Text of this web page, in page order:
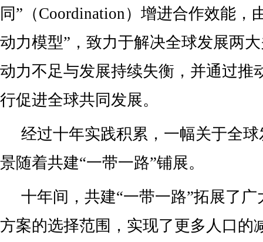
同”（Coordination）增进合作效能，
动力模型”，致力于解决全球发展两
动力不足与发展持续失衡，并通过推
行促进全球共同发展。
经过十年实践积累，一幅关于全
景随着共建“一带一路”铺展。
十年间，共建“一带一路”拓展了
方案的选择范围，实现了更多人口的